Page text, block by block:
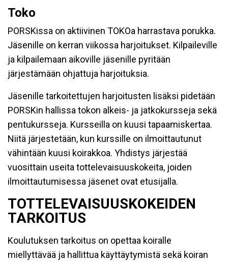
Toko
PORSKissa on aktiivinen TOKOa harrastava porukka.
Jäsenille on kerran viikossa harjoitukset. Kilpaileville
ja kilpailemaan aikoville jäsenille pyritään
järjestämään ohjattuja harjoituksia.
Jäsenille tarkoitettujen harjoitusten lisäksi pidetään
PORSKin hallissa tokon alkeis- ja jatkokursseja sekä
pentukursseja. Kursseilla on kuusi tapaamiskertaa.
Niitä järjestetään, kun kurssille on ilmoittautunut
vähintään kuusi koirakkoa. Yhdistys järjestää
vuosittain useita tottelevaisuuskokeita, joiden
ilmoittautumisessa jäsenet ovat etusijalla.
TOTTELEVAISUUSKOKEIDEN
TARKOITUS
Koulutuksen tarkoitus on opettaa koiralle
miellyttävää ja hallittua käyttäytymistä sekä koiran